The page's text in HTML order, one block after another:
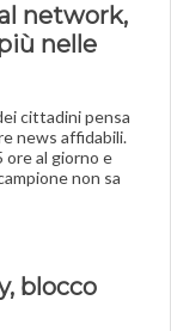
network,
nelle
cittadini pensa
news affidabili.
al giorno e
non sa
blocco